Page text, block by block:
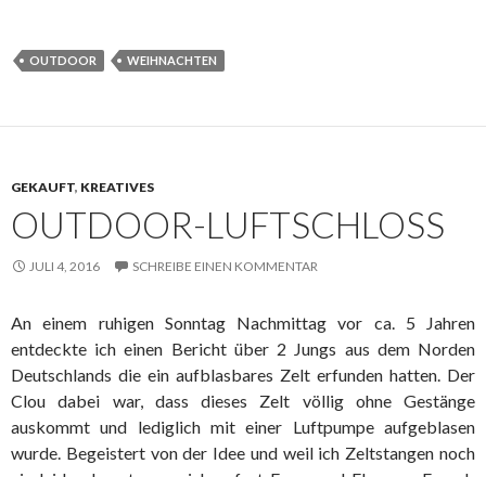
OUTDOOR WEIHNACHTEN
GEKAUFT, KREATIVES
OUTDOOR-LUFTSCHLOSS
JULI 4, 2016 SCHREIBE EINEN KOMMENTAR
An einem ruhigen Sonntag Nachmittag vor ca. 5 Jahren
entdeckte ich einen Bericht über 2 Jungs aus dem Norden
Deutschlands die ein aufblasbares Zelt erfunden hatten. Der
Clou dabei war, dass dieses Zelt völlig ohne Gestänge
auskommt und lediglich mit einer Luftpumpe aufgeblasen
wurde. Begeistert von der Idee und weil ich Zeltstangen noch